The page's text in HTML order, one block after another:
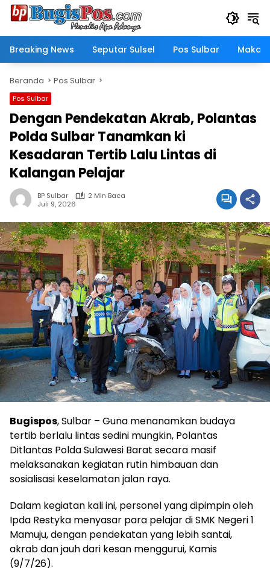
Langsung
Breaking News
Seputar Sulsel Pos Sulbar
Beranda Pos Sulbar
Pos Sulbar
Dengan Pendekatan Akrab, Polantas
Polda Sulbar Tanamkan ki
Kesadaran Tertib Lalu Lintas di
Kalangan Pelajar
BP Sulbar
2 Min Baca
Juli 9, 2026
Bugispos, Sulbar – Guna menanamkan budaya
tertib berlalu lintas sedini mungkin, Polantas
Ditlantas Polda Sulawesi Barat secara masif
melaksanakan kegiatan rutin himbauan dan
sosialisasi keselamatan jalan raya.
Dalam kegiatan kali ini, personel yang dipimpin oleh
Ipda Restyka menyasar para pelajar di SMK Negeri 1
Mamuju, dengan pendekatan yang lebih santai,
akrab dan jauh dari kesan menggurui, Kamis
(9/7/26).